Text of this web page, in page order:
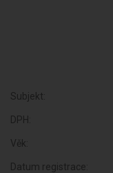
Subjekt:
DPH:
Věk:
Datum registrace: